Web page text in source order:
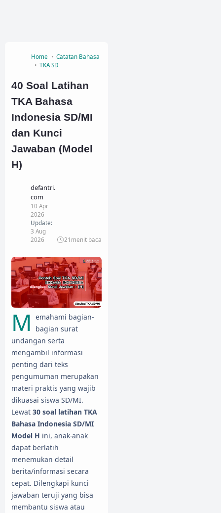
Home
Catatan Bahasa
TKA SD
40 Soal Latihan
TKA Bahasa
Indonesia SD/MI
dan Kunci
Jawaban (Model
H)
defantri.
com
10 Apr
2026
Update:
3 Aug
2026
21 menit baca
M emahami bagian-
bagian surat
undangan serta
mengambil informasi
penting dari teks
pengumuman merupakan
materi praktis yang wajib
dikuasai siswa SD/MI.
Lewat 30 soal latihan TKA
Bahasa Indonesia SD/MI
Model H ini, anak-anak
dapat berlatih
menemukan detail
berita/informasi secara
cepat. Dilengkapi kunci
jawaban teruji yang bisa
membantu siswa atau